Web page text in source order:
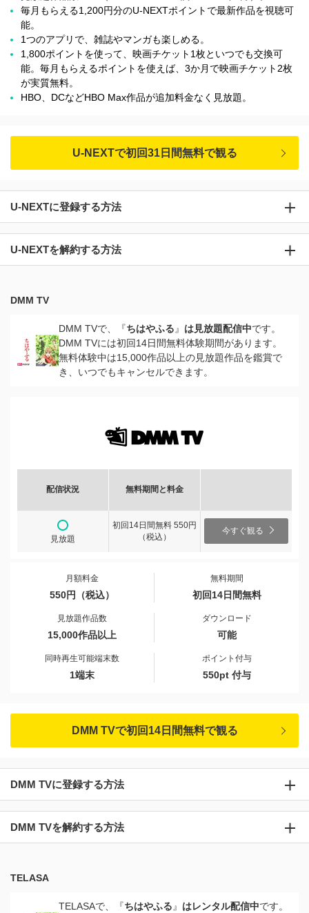
毎月もらえる1,200円分のU-NEXTポイントで最新作品を視聴可
能。
1つのアプリで、雑誌やマンガも楽しめる。
1,800ポイントを使って、映画チケット1枚といつでも交換可
能。毎月もらえるポイントを使えば、3か月で映画チケット2枚
が実質無料。
HBO、DCなどHBO Max作品が追加料金なく見放題。
U-NEXTで初回31日間無料で観る
U-NEXTに登録する方法
U-NEXTを解約する方法
DMM TV
DMM TVで、『ちはやふる 』 は見放題配信中です。
DMM TVには初回14日間無料体験期間があります。
無料体験中は15,000作品以上の見放題作品を鑑賞で
き、いつでもキャンセルできます。
配信状況 無料期間と料金
見放題
初回14日間無料 550円
（税込）
今すぐ観る
月額料金
550円（税込）
無料期間
初回14日間無料
見放題作品数
15,000作品以上
ダウンロード
可能
同時再生可能端末数
1端末
ポイント付与
550pt 付与
DMM TVで初回14日間無料で観る
DMM TVに登録する方法
DMM TVを解約する方法
TELASA
TELASAで、『ちはやふる 』 はレンタル配信中です。